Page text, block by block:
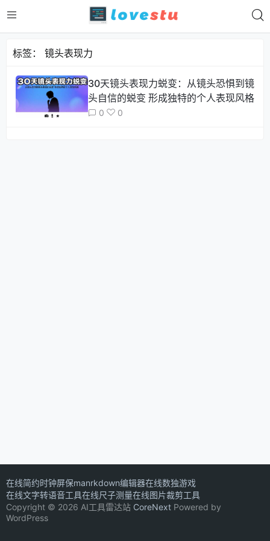
标签： 镜头表现力
30天镜头表现力蜕变：从镜头恐惧到镜
头自信的蜕变 形成独特的个人表现风格
0 0
在线简约时钟屏保manrkdown编辑器在线数独游戏
在线文字转语音工具在线尺子测量在线图片裁剪工具
Copyright © 2026 AI工具雷达站 CoreNext Powered by
WordPress